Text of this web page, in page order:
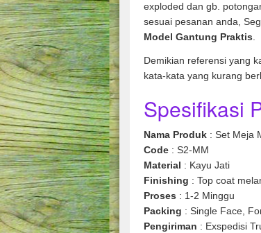
exploded dan gb.
sesuai pesanan anda,
Model Gantung Praktis.
Demikian referensi yang
kata-kata yang kurang
Spesifikasi
Nama Produk : Set Meja
Code : S2-MM
Material : Kayu Jati
Finishing : Top coat
Proses : 1-2 Minggu
Packing : Single Face,
Pengiriman : Exspedisi